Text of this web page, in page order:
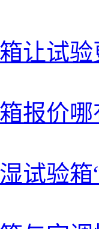
让试
报价
试验